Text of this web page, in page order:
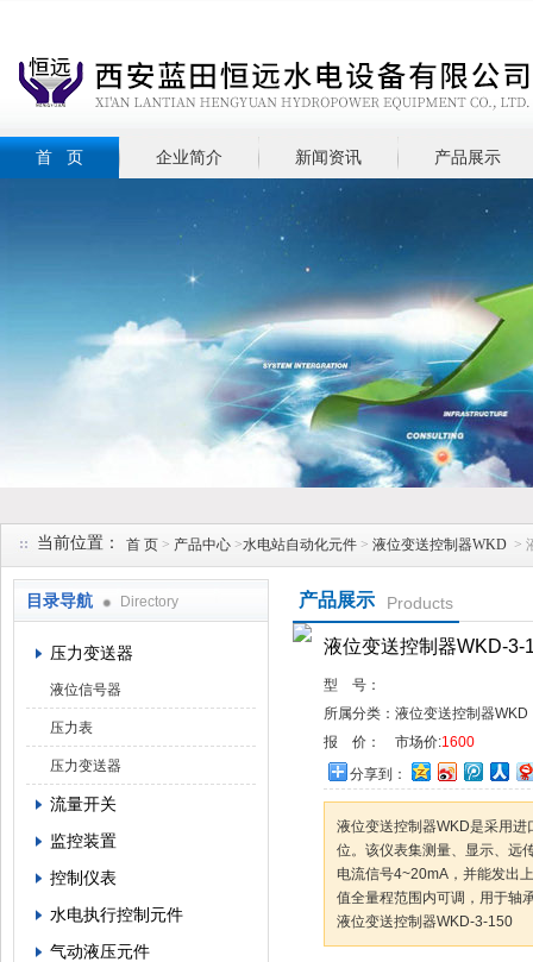
首 页 企业简介 新闻资讯 产品展示
当前位置： 首 页 > 产品中心 >水电站自动化元件 > 液位变送控制器WKD >
目录导航 Directory
压力变送器
液位信号器
压力表
压力变送器
流量开关
监控装置
控制仪表
水电执行控制元件
气动液压元件
产品展示 Products
液位变送控制器WKD-3-
型 号：
所属分类： 液位变送控制器WKD
报 价：
市场价:1600
分享到：
液位变送控制器WKD是采用
位。该仪表集测量、显示、远
电流信号4~20mA，并能发出
值全量程范围内可调，用于轴
液位变送控制器WKD-3-150